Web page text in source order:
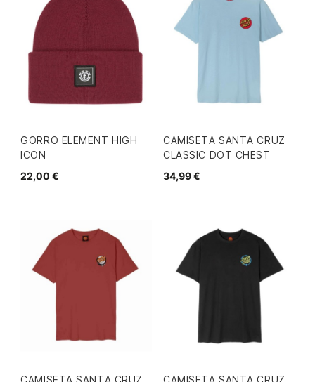
GORRO ELEMENT HIGH
ICON
22,00 €
CAMISETA SANTA CRUZ
CLASSIC DOT CHEST
34,99 €
CAMISETA SANTA CRUZ
CAMISETA SANTA CRUZ